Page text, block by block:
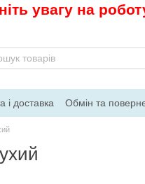
увагу на
і доставка Обмін та